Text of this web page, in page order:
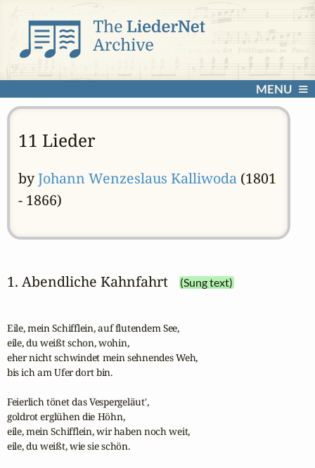
MENU
11 Lieder
byJohann Wenzeslaus Kalliwoda(1801
- 1866)
1. Abendliche Kahnfahrt (Sung text)
Eile, mein Schifflein, auf flutendem See,
eile, du weißt schon, wohin,
eher nicht schwindet mein sehnendes Weh,
bis ich am Ufer dort bin.
Feierlich tönet das Vespergeläut',
goldrot erglühen die Höhn,
eile, mein Schifflein, wir haben noch weit,
eile, du weißt, wie sie schön.